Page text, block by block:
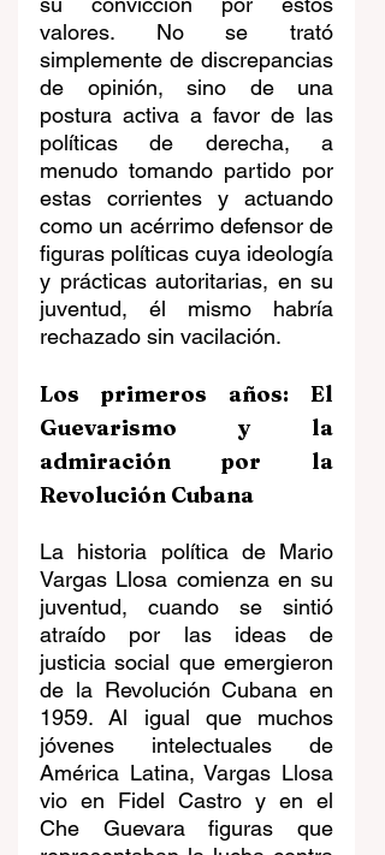
valores. No se trató
simplemente de discrepancias
de opinión, sino de una
postura activa a favor de las
políticas de derecha, a
menudo tomando partido por
estas corrientes y actuando
como un acérrimo defensor de
figuras políticas cuya ideología
y prácticas autoritarias, en su
juventud, él mismo habría
rechazado sin vacilación.
Los primeros años: El
Guevarismo y la
admiración por la
Revolución Cubana
La historia política de Mario
Vargas Llosa comienza en su
juventud, cuando se sintió
atraído por las ideas de
justicia social que emergieron
de la Revolución Cubana en
1959. Al igual que muchos
jóvenes intelectuales de
América Latina, Vargas Llosa
vio en Fidel Castro y en el
Che Guevara figuras que